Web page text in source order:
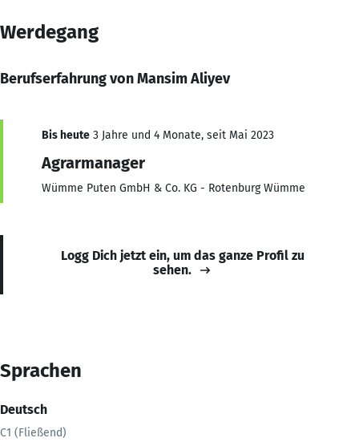
Werdegang
Berufserfahrung von Mansim Aliyev
Bis heute 3 Jahre und 4 Monate, seit Mai 2023
Agrarmanager
Wümme Puten GmbH & Co. KG - Rotenburg Wümme
Logg Dich jetzt ein, um das ganze Profil zu
sehen.
Sprachen
Deutsch
C1 (Fließend)